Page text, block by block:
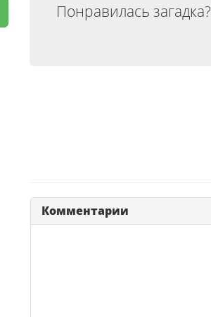
Понравилась загадка?
Комментарии